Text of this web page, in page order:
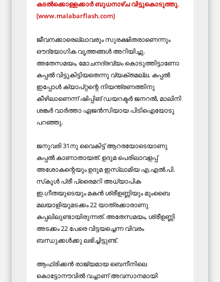
കടൽക്കൊള്ളക്കാർ ബുധനാഴ്ച വിട്ടുകൊടുത്തു.
[www.malabarflash.com]
ജീവനക്കാരെല്ലാവരും സുരക്ഷിതരാണെന്നും
ഔദ്യോഗിക വൃത്തങ്ങൾ അറിയിച്ചു.
അതേസമയം, മോചനദ്രവ്യം കൊടുത്തിട്ടാണോ
കപ്പൽ വിട്ടുകിട്ടിയതെന്നു വ്യക്തമല്ല. കപ്പൽ
ഇപ്പോൾ ക്യാപ്റ്റന്റെ നിയന്ത്രണത്തിനു
കീഴിലാണെന്ന് ഷിപ്പിങ് ഡയറക്ടർ ജനറൽ, മാലിനി
ശങ്കർ വാർത്താ ഏജൻസിയായ പിടിഐയോടു
പറഞ്ഞു.
ജനുവരി 31നു വൈകിട്ട് ആറരയോടെയാണു
കപ്പൽ കാണാതായത്. ഉദുമ പെരിലാവളപ്പ്
അശോകന്റെയും ഉദുമ ഇസ്ലാമിയ എ.എൽ.പി.
സ്‌കൂൾ പ്രീ പ്രൈമറി അധ്യാപിക
ഇ.ഗീതയുടെയും മകൻ ശ്രീഉണ്ണിയും മുംബൈ
മലയാളിയുമടക്കം 22 യാത്രക്കാരാണു
കപ്പലിലുണ്ടായിരുന്നത്. അതേസമയം, ശ്രീഉണ്ണി
അടക്കം 22 പേരെ വിട്ടയച്ചെന്ന വിവരം
ബന്ധുക്കൾക്കു ലഭിച്ചിട്ടുണ്ട്.
ആഫ്രിക്കൻ രാജ്യമായ ബെനീനിലെ
കൊട്ടോനൗവിൽ വച്ചാണ് അവസാനമായി